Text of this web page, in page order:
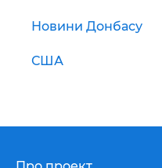
Новини Донбасу
США